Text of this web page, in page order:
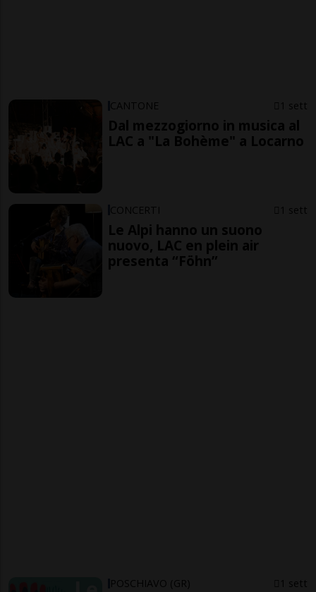
CANTONE 1 sett
Dal mezzogiorno in musica al
LAC a "La Bohème" a Locarno
CONCERTI 1 sett
Le Alpi hanno un suono
nuovo, LAC en plein air
presenta “Föhn”
POSCHIAVO (GR) 1 sett